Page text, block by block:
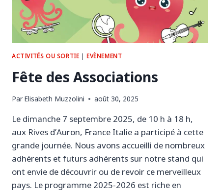
ACTIVITÉS OU SORTIE |EVÈNEMENT
Fête des Associations
Par Elisabeth Muzzolini août 30, 2025
Le dimanche 7 septembre 2025, de 10 h à 18 h,
aux Rives d’Auron, France Italie a participé à cette
grande journée. Nous avons accueilli de nombreux
adhérents et futurs adhérents sur notre stand qui
ont envie de découvrir ou de revoir ce merveilleux
pays. Le programme 2025-2026 est riche en